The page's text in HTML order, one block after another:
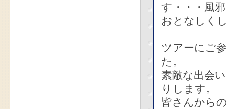
す・・・風
おとなしく
ツアーにご
た。
素敵な出会
りします。
皆さんから